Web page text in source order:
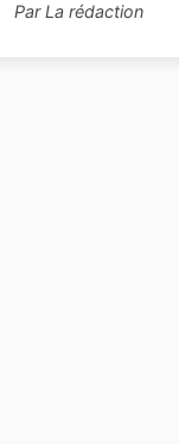
ParLa rédaction